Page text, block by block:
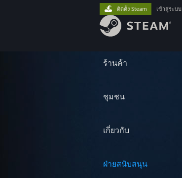
ร้านค้า
ชุมชน
เกี่ยวกับ
ฝ่ายสนับสนุน
ติดตั้ง Steam เข้าสู่ระบบ